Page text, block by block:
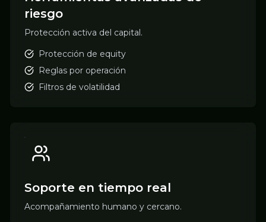
riesgo
Protección activa del capital.
Protección de equity
Reglas por operación
Filtros de volatilidad
Soporte en tiempo real
Acompañamiento humano y cercano.